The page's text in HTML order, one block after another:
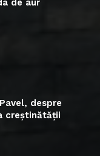
de aur
despre
creștinătății